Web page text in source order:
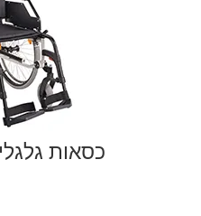
כסאות